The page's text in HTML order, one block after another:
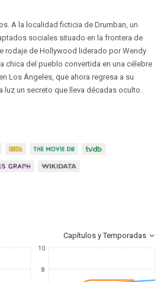
A la localidad ficticia de Drumban, un
sociales situado en la frontera de
rodaje de Hollywood liderado por Wendy
chica del pueblo convertida en una célebre
Los Ángeles, que ahora regresa a su
luz un secreto que lleva décadas oculto.
Capítulos y Temporadas
10
8